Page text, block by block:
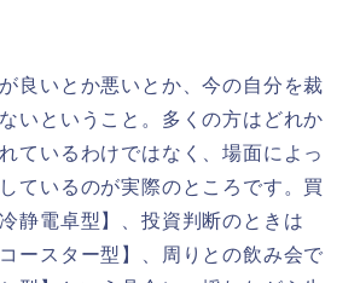
良いとか悪いとか、今の自分を裁
いということ。多くの方はどれか
ているわけではなく、場面によっ
ているのが実際のところです。買
静電卓型】、投資判断のときは
ースター型】、周りとの飲み会で